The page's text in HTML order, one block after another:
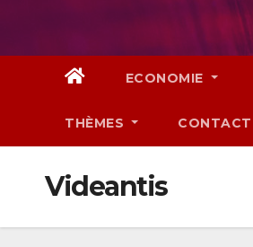
ECONOMIE
THÈMES CONTACT
Videantis